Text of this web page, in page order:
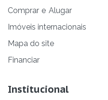
Comprar e Alugar
Imóveis internacionais
Mapa do site
Financiar
Institucional